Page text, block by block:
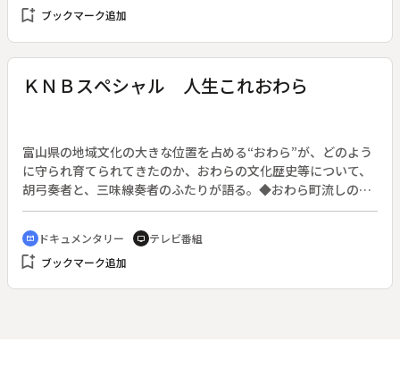
bookmark_add ブックマーク追加
ＫＮＢスペシャル 人生これおわら
富山県の地域文化の大きな位置を占める“おわら”が、どのよう
に守られ育てられてきたのか、おわらの文化歴史等について、
胡弓奏者と、三味線奏者のふたりが語る。◆おわら町流しのよ
きパートナーであるふたりは観光客の波も引いた深夜、町を練
り歩く。闇夜に響きわたる胡弓と三味線にはふたりの人生の喜
怒哀楽すべてが表現されている。
cinematic_blur ドキュメンタリー tv テレビ番組
bookmark_add ブックマーク追加